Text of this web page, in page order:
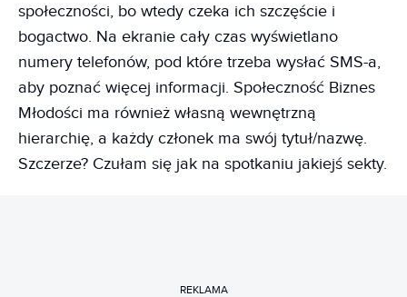
społeczności, bo wtedy czeka ich szczęście i
bogactwo. Na ekranie cały czas wyświetlano
numery telefonów, pod które trzeba wysłać SMS-a,
aby poznać więcej informacji. Społeczność Biznes
Młodości ma również własną wewnętrzną
hierarchię, a każdy członek ma swój tytuł/nazwę.
Szczerze? Czułam się jak na spotkaniu jakiejś sekty.
REKLAMA